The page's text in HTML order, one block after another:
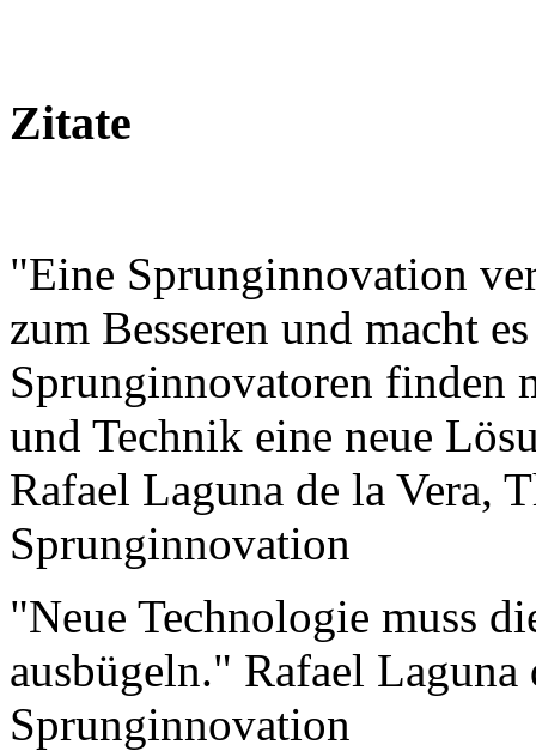
Zitate
"Eine Sprunginnovation
zum Besseren und macht
Sprunginnovatoren finden
und Technik eine neue
Rafael Laguna de la Vera,
Sprunginnovation
"Neue Technologie muss
ausbügeln." Rafael Laguna
Sprunginnovation